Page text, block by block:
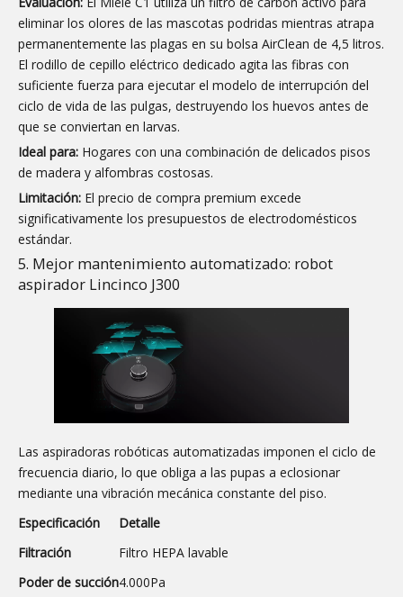
eliminar los olores de las mascotas podridas mientras atrapa
permanentemente las plagas en su bolsa AirClean de 4,5 litros.
El rodillo de cepillo eléctrico dedicado agita las fibras con
suficiente fuerza para ejecutar el modelo de interrupción del
ciclo de vida de las pulgas, destruyendo los huevos antes de
que se conviertan en larvas.
Ideal para: Hogares con una combinación de delicados pisos
de madera y alfombras costosas.
Limitación: El precio de compra premium excede
significativamente los presupuestos de electrodomésticos
estándar.
5. Mejor mantenimiento automatizado: robot
aspirador Lincinco J300
Las aspiradoras robóticas automatizadas imponen el ciclo de
frecuencia diario, lo que obliga a las pupas a eclosionar
mediante una vibración mecánica constante del piso.
Especificación
Detalle
Filtración
Filtro HEPA lavable
Poder de succión4.000Pa